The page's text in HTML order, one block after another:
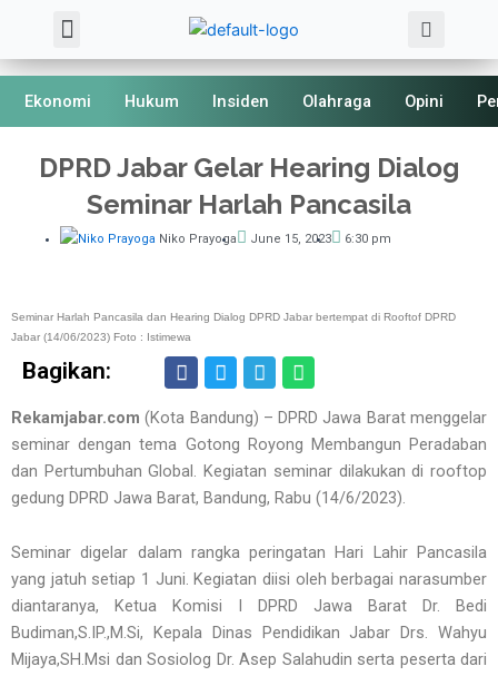
content
Menu
Ekonomi Hukum Insiden Olahraga Opini
DPRD Jabar Gelar Hearing Dialog
Seminar Harlah Pancasila
Niko Prayoga June 15, 2023 6:30 pm
Seminar Harlah Pancasila dan Hearing Dialog DPRD Jabar bertempat di Rooftof DPRD
Jabar (14/06/2023) Foto : Istimewa
Bagikan:
Rekamjabar.com (Kota Bandung) – DPRD Jawa Barat menggelar
seminar dengan tema Gotong Royong Membangun Peradaban
dan Pertumbuhan Global. Kegiatan seminar dilakukan di rooftop
gedung DPRD Jawa Barat, Bandung, Rabu (14/6/2023).
Seminar digelar dalam rangka peringatan Hari Lahir Pancasila
yang jatuh setiap 1 Juni. Kegiatan diisi oleh berbagai narasumber
diantaranya, Ketua Komisi I DPRD Jawa Barat Dr. Bedi
Budiman,S.IP.,M.Si, Kepala Dinas Pendidikan Jabar Drs. Wahyu
Mijaya,SH.Msi dan Sosiolog Dr. Asep Salahudin serta peserta dari